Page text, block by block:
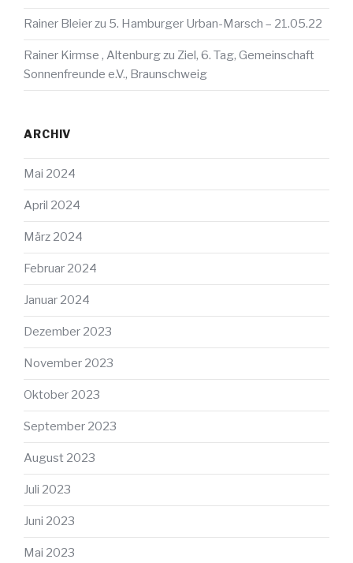
Rainer Bleierzu 5. Hamburger Urban-Marsch – 21.05.22
Rainer Kirmse , Altenburgzu Ziel, 6. Tag, Gemeinschaft
Sonnenfreunde e.V., Braunschweig
ARCHIV
Mai 2024
April 2024
März 2024
Februar 2024
Januar 2024
Dezember 2023
November 2023
Oktober 2023
September 2023
August 2023
Juli 2023
Juni 2023
Mai 2023